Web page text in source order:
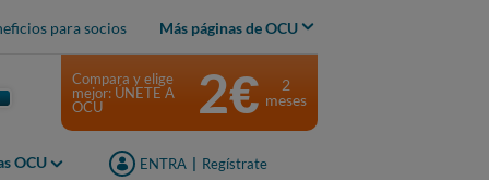
para socios Más páginas de OCU
OCU ENTRA Regístrate
Compara y elige
mejor: ÚNETE A
OCU
2€
2
meses